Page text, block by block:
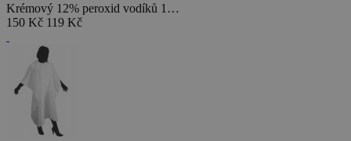
Krémový 12% peroxid vodíků 1…
150 Kč 119 Kč